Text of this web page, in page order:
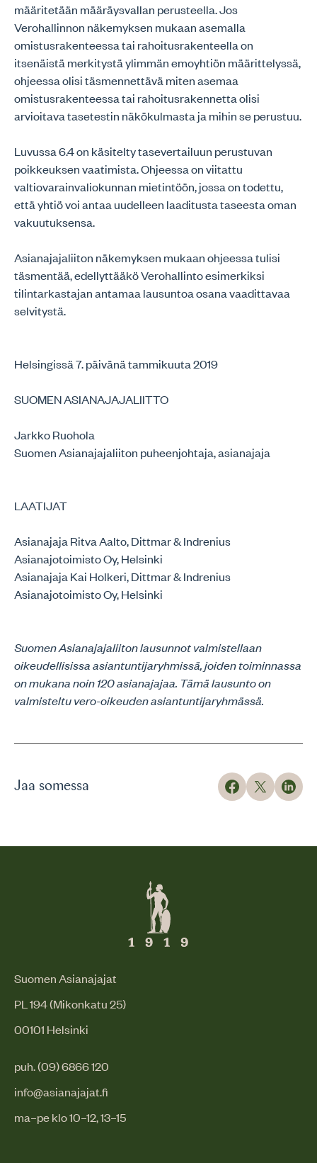
määritetään määräysvallan perusteella. Jos
Verohallinnon näkemyksen mukaan asemalla
omistusrakenteessa tai rahoitusrakenteella on
itsenäistä merkitystä ylimmän emoyhtiön määrittelyssä,
ohjeessa olisi täsmennettävä miten asemaa
omistusrakenteessa tai rahoitusrakennetta olisi
arvioitava tasetestin näkökulmasta ja mihin se perustuu.
Luvussa 6.4 on käsitelty tasevertailuun perustuvan
poikkeuksen vaatimista. Ohjeessa on viitattu
valtiovarainvaliokunnan mietintöön, jossa on todettu,
että yhtiö voi antaa uudelleen laaditusta taseesta oman
vakuutuksensa.
Asianajajaliiton näkemyksen mukaan ohjeessa tulisi
täsmentää, edellyttääkö Verohallinto esimerkiksi
tilintarkastajan antamaa lausuntoa osana vaadittavaa
selvitystä.
Helsingissä 7. päivänä tammikuuta 2019
SUOMEN ASIANAJAJALIITTO
Jarkko Ruohola
Suomen Asianajajaliiton puheenjohtaja, asianajaja
LAATIJAT
Asianajaja Ritva Aalto, Dittmar & Indrenius
Asianajotoimisto Oy, Helsinki
Asianajaja Kai Holkeri, Dittmar & Indrenius
Asianajotoimisto Oy, Helsinki
Suomen Asianajajaliiton lausunnot valmistellaan
oikeudellisissa asiantuntijaryhmissä, joiden toiminnassa
on mukana noin 120 asianajajaa. Tämä lausunto on
valmisteltu vero-oikeuden asiantuntijaryhmässä.
Jaa somessa
Suomen Asianajajat
PL 194 (Mikonkatu 25)
00101 Helsinki
puh. (09) 6866 120
info@asianajajat.fi
ma–pe klo 10–12, 13–15